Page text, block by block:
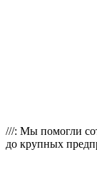
///: Мы помогли
до крупных